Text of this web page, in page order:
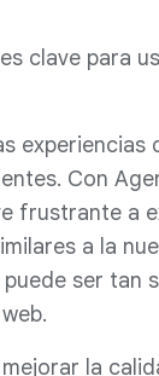
clave para
experiencias
Con
frustrante a
a la
ser tan
la